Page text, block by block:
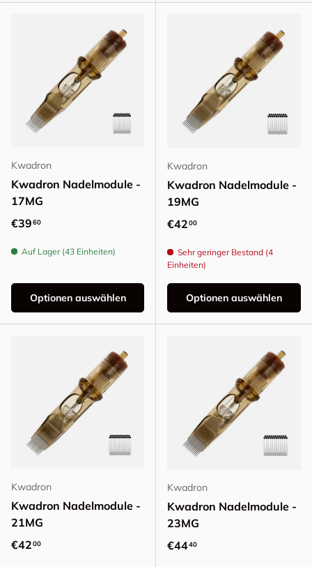
Kwadron
Kwadron Nadelmodule -
17MG
Normaler Preis
€3960
Auf Lager (43 Einheiten)
Optionen auswählen
Kwadron
Kwadron Nadelmodule -
19MG
Normaler Preis
€4200
Sehr geringer Bestand (4
Einheiten)
Optionen auswählen
Kwadron
Kwadron Nadelmodule -
21MG
Normaler Preis
€4200
Kwadron
Kwadron Nadelmodule -
23MG
Normaler Preis
€4440